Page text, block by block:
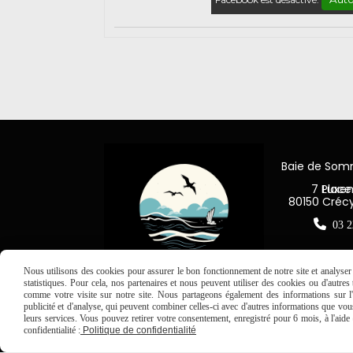
Baie de
7 Place
80150
 03
Nous utilisons des cookies pour assurer le bon fonctionnement de notre site et
statistiques. Pour cela, nos partenaires et nous peuvent utiliser des cookies ou
comme votre visite sur notre site. Nous partageons également des informations
publicité et d'analyse, qui peuvent combiner celles-ci avec d'autres informations que
leurs services. Vous pouvez retirer votre consentement, enregistré pour 6 mois, à
confidentialité : Politique de confidentialité